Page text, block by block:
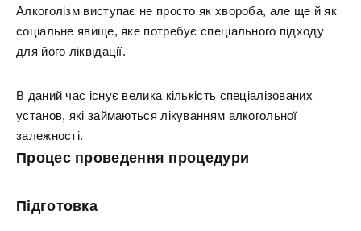
Алкоголізм виступає не просто як хвороба, але ще й як
соціальне явище, яке потребує спеціального підходу
для його ліквідації.
В даний час існує велика кількість спеціалізованих
установ, які займаються лікуванням алкогольної
залежності.
Процес проведення процедури
Підготовка